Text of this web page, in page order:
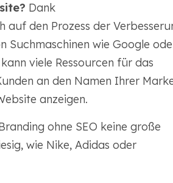
Dank
auf den Prozess der
wie Google
viele Ressourcen für das
an den Namen Ihrer
anzeigen.
ohne SEO keine große
wie Nike, Adidas oder